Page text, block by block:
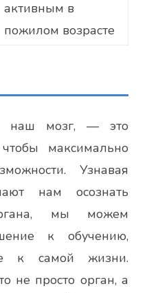
активным в
пожилом возрасте
наш мозг, — это
максимально
Узнавая
нам осознать
мы можем
к обучению,
к самой жизни.
не просто орган, а